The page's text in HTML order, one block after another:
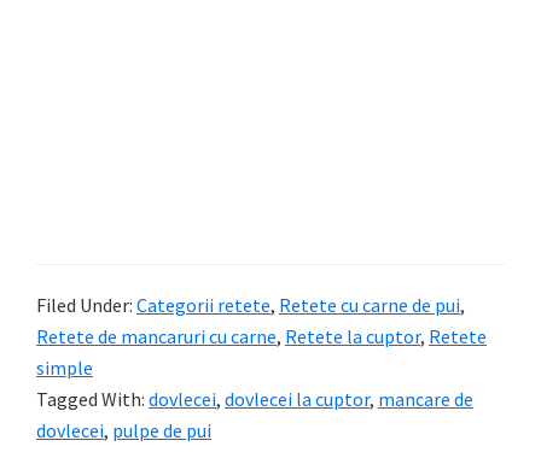
Filed Under: Categorii retete, Retete cu carne de pui,
Retete de mancaruri cu carne, Retete la cuptor, Retete
simple
Tagged With: dovlecei, dovlecei la cuptor, mancare de
dovlecei, pulpe de pui